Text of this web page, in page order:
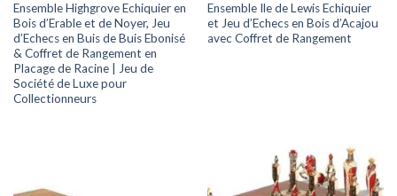
Ensemble Highgrove Echiquier en
Bois d’Erable et de Noyer, Jeu
d’Echecs en Buis de Buis Ebonisé
& Coffret de Rangement en
Placage de Racine | Jeu de
Société de Luxe pour
Collectionneurs
Ensemble Ile de Lewis Echiquier
et Jeu d’Echecs en Bois d’Acajou
avec Coffret de Rangement